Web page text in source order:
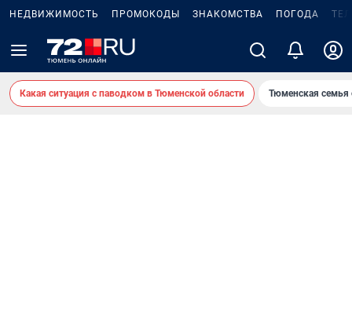
НЕДВИЖИМОСТЬ ПРОМОКОДЫ ЗНАКОМСТВА ПОГОДА
Какая ситуация с паводком в Тюменской области Тюменская семья